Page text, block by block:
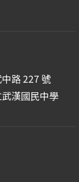
路 227 號
漢國民中學